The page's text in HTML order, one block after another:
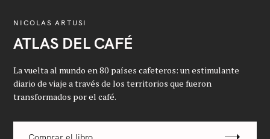
NICOLAS ARTUSI
ATLAS DEL CAFÉ
La vuelta al mundo en 80 países cafeteros: un estimulante
diario de viaje a través de los territorios que fueron
transformados por el café.